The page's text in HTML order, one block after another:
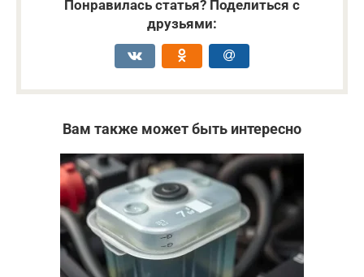
Понравилась статья? Поделиться с
друзьями:
Вам также может быть интересно